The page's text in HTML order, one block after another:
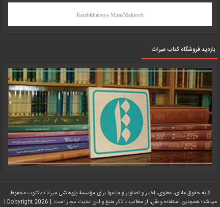
Ketabkhaneye MirasMaktoob
بازدید فروشگاه کتاب میراث
کلیه حقوق مادی، معنوی، اخبار و تصاویر و فیلمها برای مؤسسۀ پژوهشی میراث مکتوب محفوظ
میباشد؛ همچنین استفاده و نقل، از مطالب با ذکر منبع و این سایت مجاز است. | Copyright 2026 |